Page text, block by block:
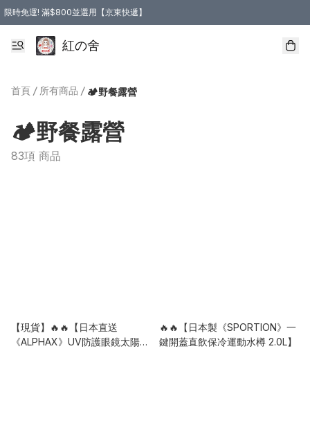
限時免運! 滿$800並選用【京東快遞】
紅の舍
首頁 / 所有商品 / 🏕️野餐露營
🏕️野餐露營
83項 商品
【現貨】🔥🔥【日本直送
《ALPHAX》UV防護眼鏡太陽帽
🔥🔥【日本製《SPORTION》一
鍵開蓋直飲保冷運動水樽 2.0L】